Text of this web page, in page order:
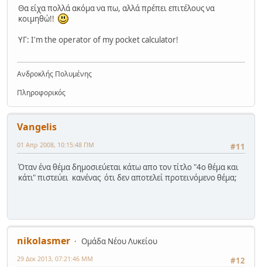
Θα είχα πολλά ακόμα να πω, αλλά πρέπει επιτέλους να
κοιμηθώ!!
ΥΓ: I'm the operator of my pocket calculator!
Ανδροκλής Πολυμένης
Πληροφορικός
Vangelis
#11
01 Απρ 2008, 10:15:48 ΠΜ
Όταν ένα θέμα δημοσιεύεται κάτω απο τον τίτλο "4ο θέμα και
κάτι" πιστεύει κανένας ότι δεν αποτελεί προτεινόμενο θέμα;
nikolasmer
Ομάδα Νέου Λυκείου
#12
29 Δεκ 2013, 07:21:46 ΜΜ